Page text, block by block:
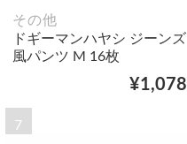
その他
ドギーマンハヤシ ジーンズ
風パンツ M 16枚
¥1,078
7